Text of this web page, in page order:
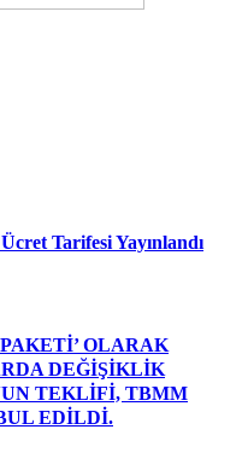
Tarifesi Yayınlandı
OLARAK
DEĞİŞİKLİK
TEKLİFİ, TBMM
EDİLDİ.